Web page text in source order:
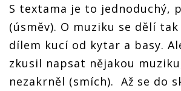
S textama je to jednoduchý,
(úsměv). O muziku se dělí
dílem kucí od kytar a basy.
zkusil napsat nějakou
nezakrněl (smích). Až se do